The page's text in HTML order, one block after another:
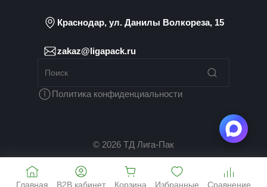
Краснодар, ул. Данилы Волкореза, 15
zakaz@ligapack.ru
Политика конфиденциальности
© 2026 ТД Лига-Пак
Главная B2B кабинет Корзина Избранные Сравнение